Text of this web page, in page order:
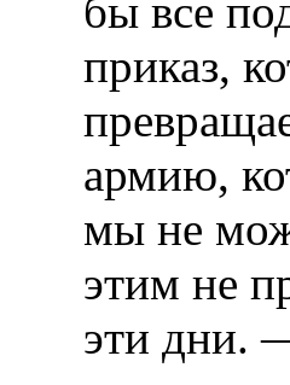
бы все
приказ,
армию,
мы не
этим не
эти дни.